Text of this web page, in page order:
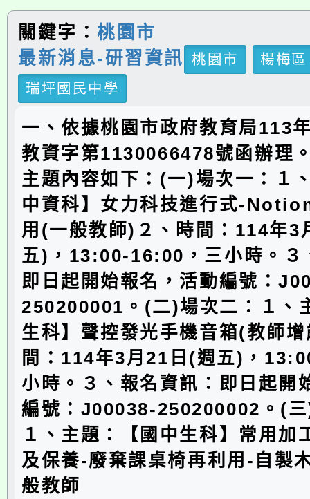
關鍵字：桃園市
最新消息-研習資訊
桃園市
楊梅區
瑞坪國民中學
一、依據桃園市政府教育局113
教資字第1130066478號函辦理
主題內容如下：(一)場次一：１
中資科】女力科技進行式-
用(一般教師)２、時間：114年3
五)，13:00-16:00，三小時。３
即日起開始報名，活動編號：
250200001。(二)場次二：１、
生科】聲控發光手機音箱(教師
間：114年3月21日(週五)，
小時。３、報名資訊：即日起開
編號：J00038-250200002。(
１、主題：【國中生科】常用加
及保養-廢棄課桌椅再利用-自製
般教師